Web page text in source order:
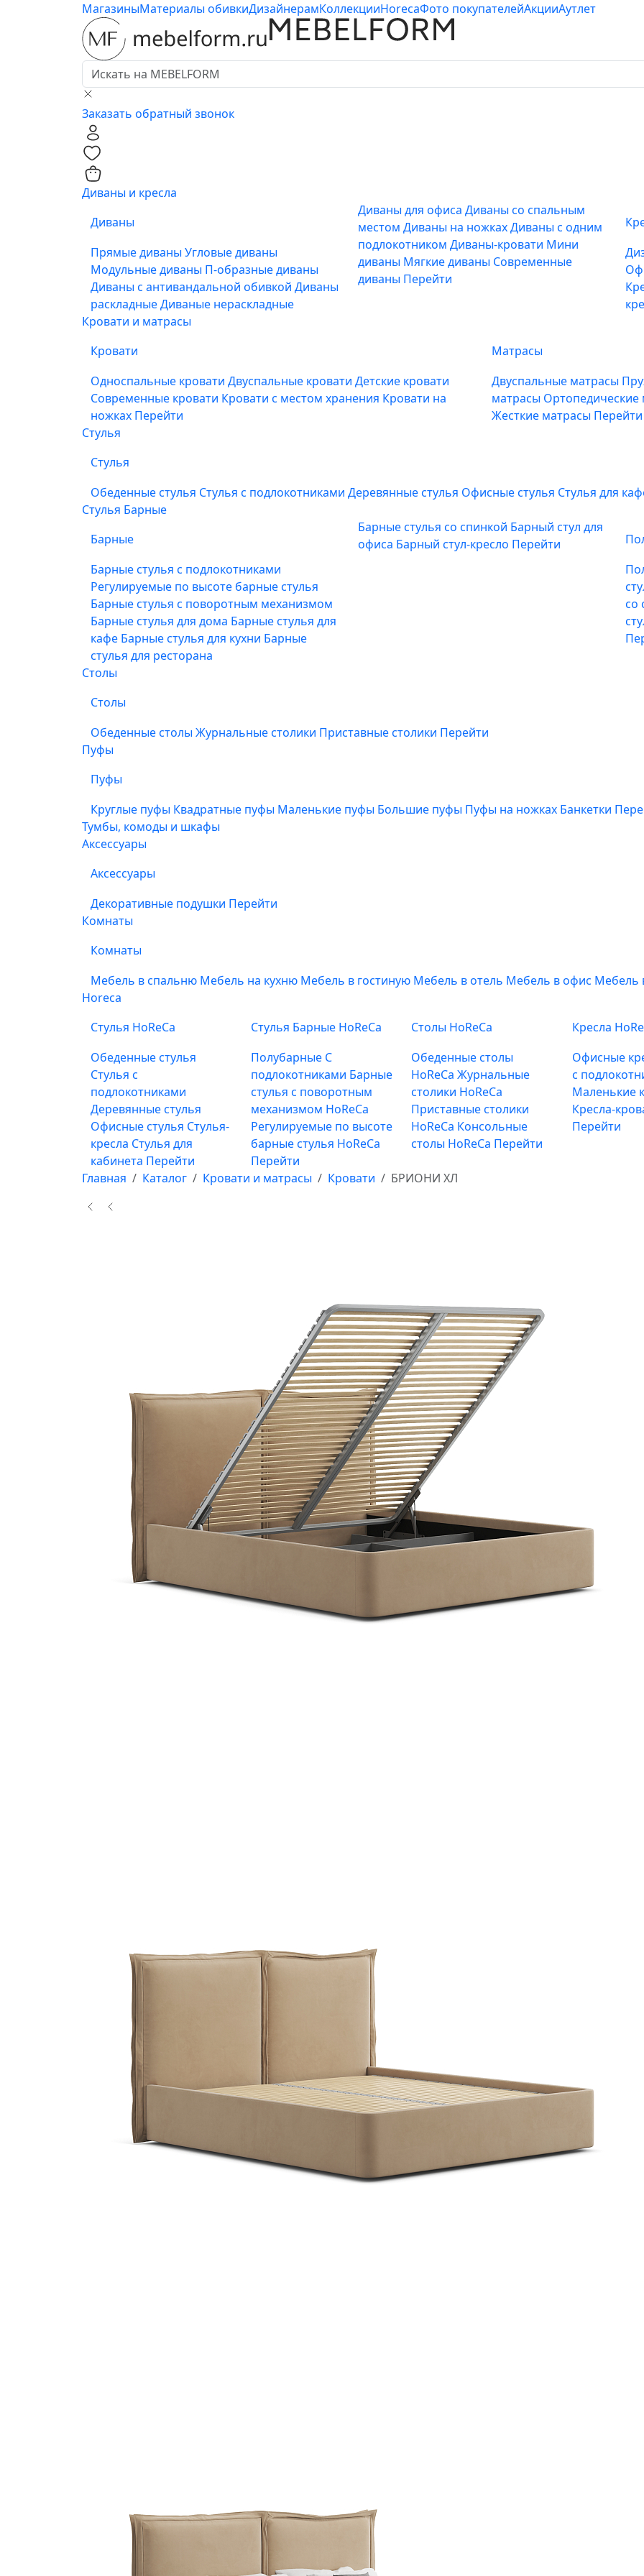
МагазиныМатериалы обивкиДизайнерамКоллекцииHorecaФото покупателейАкцииАутлет
Заказать обратный звонок
Диваны и кресла
Диваны
Прямые диваны Угловые диваны
Модульные диваны П-образные диваны
Диваны с антивандальной обивкой Диваны
раскладныеДиваные нераскладные
Диваны для офиса Диваны со спальным
местом Диваны на ножкахДиваны с одним
подлокотником Диваны-кровати Мини
диваны Мягкие диваны Современные
диваны Перейти
Кровати и матрасы
Кровати
Односпальные кровати Двуспальные кровати Детские кровати
Современные кровати Кровати с местом хранения Кровати на
ножках Перейти
Матрасы
Двуспальные матрасы
матрасы
Жесткие матрасы Перейти
Стулья
Стулья
Обеденные стулья Стулья с подлокотниками Деревянные стулья Офисные стулья Стулья для
Стулья Барные
Барные
Барные стулья с подлокотниками
Регулируемые по высоте барные стулья
Барные стулья с поворотным механизмом
Барные стулья для дома Барные стулья для
кафе Барные стулья для кухни Барные
стулья для ресторана
Барные стулья со спинкой Барный стул для
офиса Барный стул-кресло Перейти
со
Столы
Столы
Обеденные столы Журнальные столики Приставные столики Перейти
Пуфы
Пуфы
Круглые пуфы Квадратные пуфы Маленькие пуфы Большие пуфы Пуфы на ножках Банкетки
Тумбы, комоды и шкафы
Аксессуары
Аксессуары
Декоративные подушки Перейти
Комнаты
Комнаты
Мебель в спальню Мебель на кухню Мебель в гостиную Мебель в отель Мебель в офис Мебель
Horeca
Стулья HoReCa
Обеденные стулья
Стулья с
подлокотниками
Деревянные стулья
Офисные стулья Стулья-
кресла Стулья для
кабинета Перейти
Стулья Барные HoReCa
Полубарные С
подлокотниками Барные
стулья с поворотным
механизмом HoReCa
Регулируемые по высоте
барные стулья HoReCa
Перейти
Столы HoReCa
Обеденные столы
HoReCaЖурнальные
столики HoReCa
Приставные столики
HoReCa Консольные
столы HoReCa Перейти
Кресла
Офисные
с
Маленькие
Кресла-
Перейти
Главная Каталог Кровати и матрасы Кровати БРИОНИ ХЛ